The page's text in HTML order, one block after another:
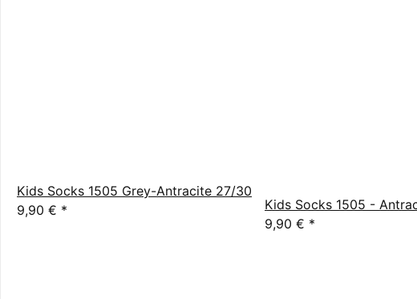
Kids Socks 1505 Grey-Antracite 27/30
9,90 € *
Kids Socks 1505 -
9,90 € *